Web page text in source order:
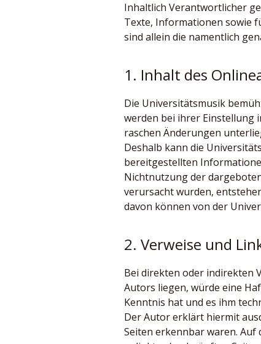
Inhaltlich Verantwortlicher
Texte, Informationen sowie
sind allein die namentlich
1. Inhalt des
Die Universitätsmusik
werden bei ihrer Einstellung
raschen Änderungen
Deshalb kann die
bereitgestellten
Nichtnutzung der
verursacht wurden,
davon können von der
2. Verweise und
Bei direkten oder indirekten
Autors liegen, würde eine
Kenntnis hat und es ihm
Der Autor erklärt hiermit
Seiten erkennbar waren.